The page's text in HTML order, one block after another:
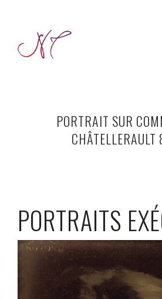
PORTRAIT SUR
PORTRAITS